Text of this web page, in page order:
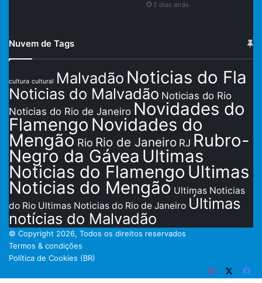
2 dias atrás
Nuvem de Tags
cultura cultural Malvadão Noticias do Fla
Noticias do Malvadão Noticias do Rio
Noticias do Rio de Janeiro Novidades do
Flamengo Novidades do
Mengão Rio Rio de Janeiro RJ Rubro-
Negro da Gávea Ultimas
Noticias do Flamengo Ultimas
Noticias do Mengão Ultimas Noticias
do Rio Ultimas Noticias do Rio de Janeiro Últimas
notícias do Malvadão
© Copyright 2026, Todos os direitos reservados
Termos & condições
Política de Cookies (BR)
X
Instagram